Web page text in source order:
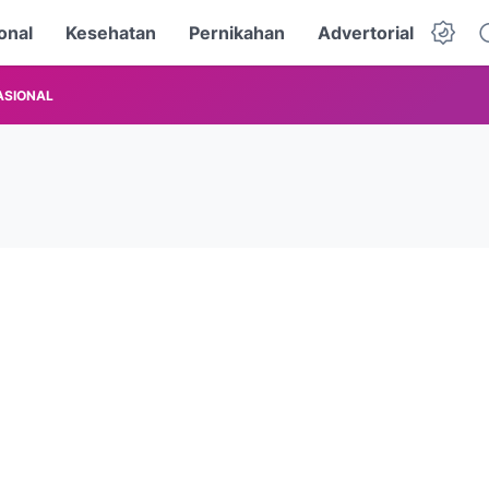
Kesehatan Pernikahan Advertorial